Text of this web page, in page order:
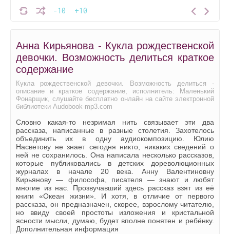
-10 +10
Анна Кирьянова - Кукла рождественской
девочки. Возможность делиться краткое
содержание
Кукла рождественской девочки. Возможность делиться -
описание и краткое содержание, исполнитель: Маленький
Фонарщик, слушайте бесплатно онлайн на сайте электронной
библиотеки Audobook-mp3.com
Словно какая-то незримая нить связывает эти два
рассказа, написанные в разные столетия. Захотелось
объединить их в одну аудиокомпозицию. Юлию
Насветову не знает сегодня никто, никаких сведений о
ней не сохранилось. Она написала несколько рассказов,
которые публиковались в детских дореволюционных
журналах в начале 20 века. Анну Валентиновну
Кирьянову — философа, писателя — знают и любят
многие из нас. Прозвучавший здесь рассказ взят из её
книги «Океан жизни». И хотя, в отличие от первого
рассказа, он предназначен, скорее, взрослому читателю,
но ввиду своей простоты изложения и кристальной
ясности мысли, думаю, будет вполне понятен и ребёнку.
Дополнительная информация